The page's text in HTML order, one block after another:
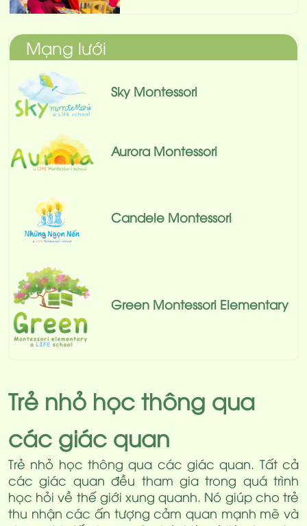
Mạng lưới
Sky Montessori
Aurora Montessori
Candele Montessori
Green Montessori Elementary
Trẻ nhỏ học thông qua
các giác quan
Trẻ nhỏ học thông qua các giác quan. Tất cả
các giác quan đều tham gia trong quá trình
học hỏi về thế giới xung quanh. Nó giúp cho trẻ
thu nhận các ấn tượng cảm quan mạnh mẽ và